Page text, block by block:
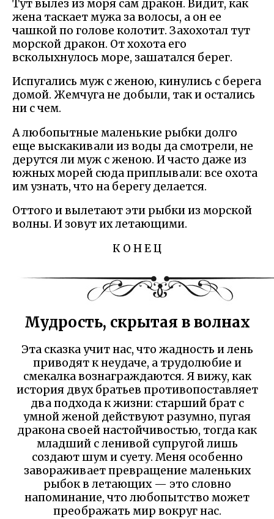
Тут вылез из моря сам дракон. Видит, как
жена таскает мужа за волосы, а он ее
чашкой по голове колотит. Захохотал тут
морской дракон. От хохота его
всколыхнулось море, зашатался берег.
Испугались муж с женою, кинулись с берега
домой. Жемчуга не добыли, так и остались
ни с чем.
А любопытные маленькие рыбки долго
еще выскакивали из воды да смотрели, не
дерутся ли муж с женою. И часто даже из
южных морей сюда приплывали: все охота
им узнать, что на берегу делается.
Оттого и вылетают эти рыбки из морской
волны. И зовут их летающими.
К О Н Е Ц
Мудрость, скрытая в волнах
Эта сказка учит нас, что жадность и лень
приводят к неудаче, а трудолюбие и
смекалка вознаграждаются. Я вижу, как
история двух братьев противопоставляет
два подхода к жизни: старший брат с
умной женой действуют разумно, пугая
дракона своей настойчивостью, тогда как
младший с ленивой супругой лишь
создают шум и суету. Меня особенно
завораживает превращение маленьких
рыбок в летающих — это словно
напоминание, что любопытство может
преображать мир вокруг нас.